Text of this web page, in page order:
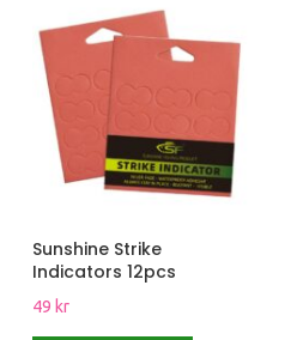
Sunshine Strike
Indicators 12pcs
49 kr